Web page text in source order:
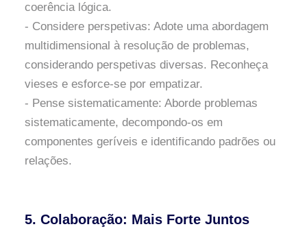
coerência lógica.
- Considere perspetivas: Adote uma abordagem
multidimensional à resolução de problemas,
considerando perspetivas diversas. Reconheça
vieses e esforce-se por empatizar.
- Pense sistematicamente: Aborde problemas
sistematicamente, decompondo-os em
componentes geríveis e identificando padrões ou
relações.
5. Colaboração: Mais Forte Juntos